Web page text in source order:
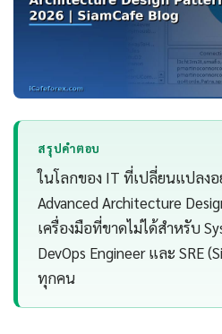
สรุปคำตอบ
ในโลกของ IT ที่เปลี่ยนแปลงอ
Advanced Architecture
เครื่องมือที่ขาดไม่ได้สำหรับ
DevOps Engineer และ SRE
ทุกคน